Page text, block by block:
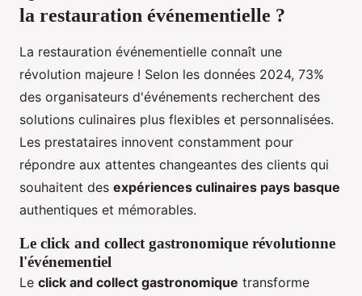
la restauration événementielle ?
La restauration événementielle connaît une
révolution majeure ! Selon les données 2024, 73%
des organisateurs d'événements recherchent des
solutions culinaires plus flexibles et personnalisées.
Les prestataires innovent constamment pour
répondre aux attentes changeantes des clients qui
souhaitent des expériences culinaires pays basque
authentiques et mémorables.
Le click and collect gastronomique révolutionne
l'événementiel
Le click and collect gastronomique transforme